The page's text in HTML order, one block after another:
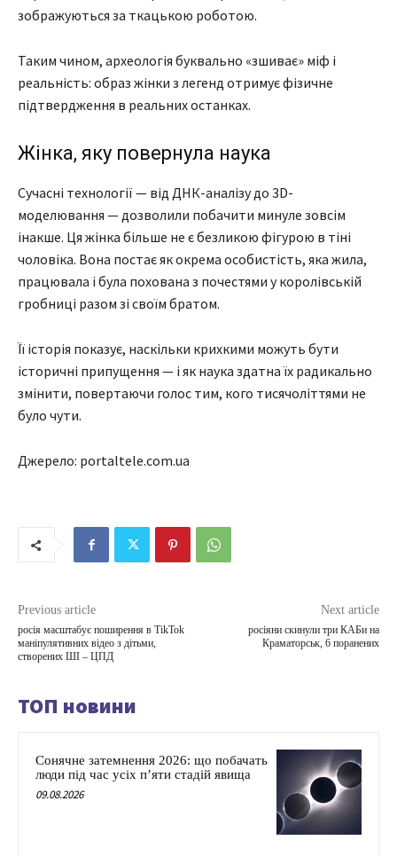
зображуються за ткацькою роботою.
Таким чином, археологія буквально «зшиває» міф і
реальність: образ жінки з легенд отримує фізичне
підтвердження в реальних останках.
Жінка, яку повернула наука
Сучасні технології — від ДНК-аналізу до 3D-
моделювання — дозволили побачити минуле зовсім
інакше. Ця жінка більше не є безликою фігурою в тіні
чоловіка. Вона постає як окрема особистість, яка жила,
працювала і була похована з почестями у королівській
гробниці разом зі своїм братом.
Її історія показує, наскільки крихкими можуть бути
історичні припущення — і як наука здатна їх радикально
змінити, повертаючи голос тим, кого тисячоліттями не
було чути.
Джерело: portaltele.com.ua
Previous article
росія масштабує поширення в TikTok
маніпулятивних відео з дітьми,
створених ШІ – ЦПД
Next article
росіяни скинули три КАБи на
Краматорськ, 6 поранених
ТОП новини
Сонячне затемнення 2026: що побачать
люди під час усіх п’яти стадій явища
09.08.2026